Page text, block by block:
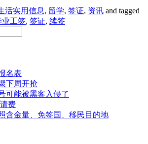
活实用信息, 留学, 签证, 资讯 and tagged
业工签, 签证, 续签
名表
下周开抢
可能被黑客入侵了
费
含金量、免签国、移民目的地